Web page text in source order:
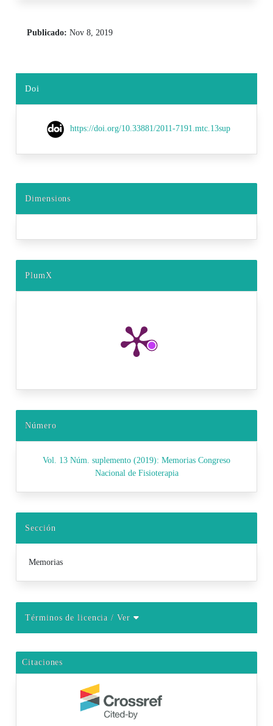
Publicado: Nov 8, 2019
Doi
https://doi.org/10.33881/2011-7191.mtc.13sup
Dimensions
PlumX
Número
Vol. 13 Núm. suplemento (2019): Memorias Congreso
Nacional de Fisioterapia
Sección
Memorias
Términos de licencia/ Ver
Citaciones